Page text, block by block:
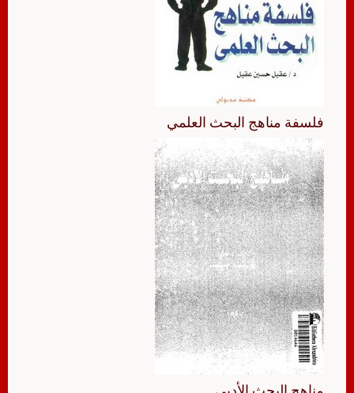
فلسفة مناهج البحث العلمي